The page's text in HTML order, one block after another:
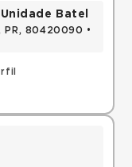
Batel
PR, 80420090 •